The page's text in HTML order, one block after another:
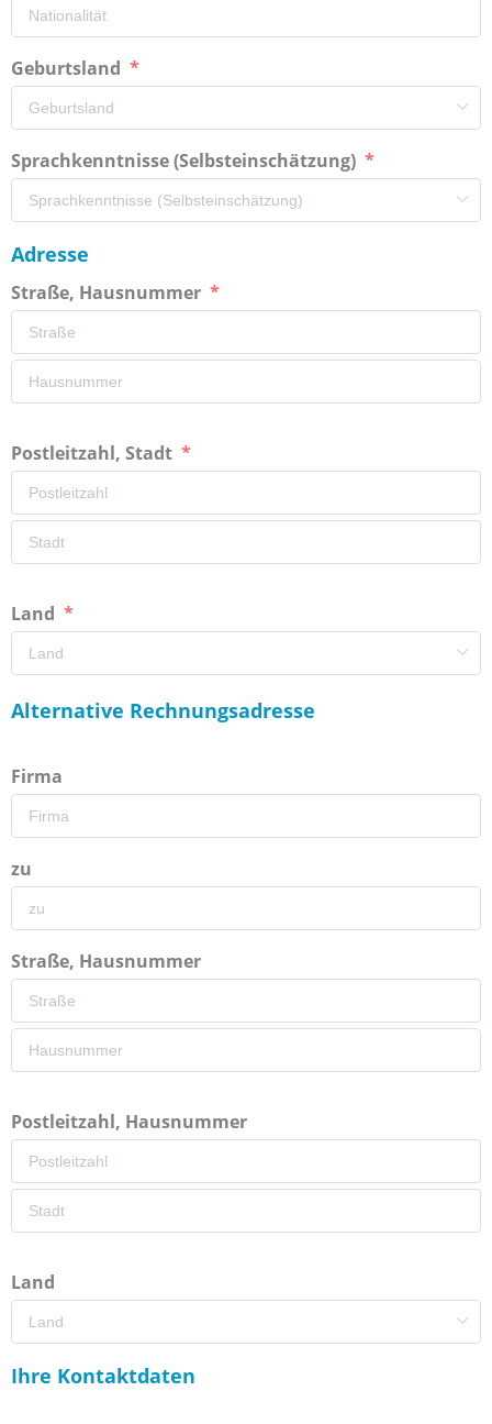
Geburtsland
Sprachkenntnisse (Selbsteinschätzung)
Adresse
Straße, Hausnummer
Postleitzahl, Stadt
Land
Alternative Rechnungsadresse
Firma
zu
Straße, Hausnummer
Postleitzahl, Hausnummer
Land
Ihre Kontaktdaten